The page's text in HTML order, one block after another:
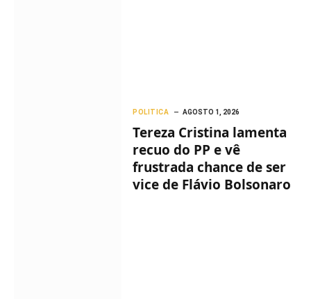
POLITICA AGOSTO 1, 2026
Tereza Cristina lamenta
recuo do PP e vê
frustrada chance de ser
vice de Flávio Bolsonaro